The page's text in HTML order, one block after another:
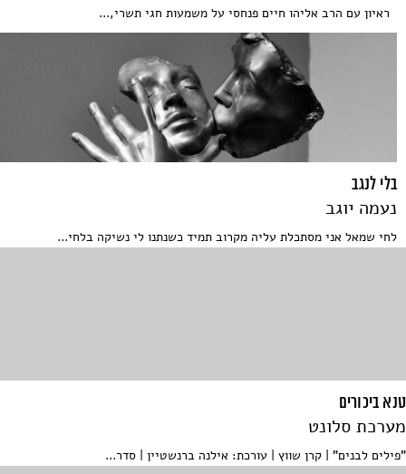
ראיון עם הרב אליהו חיים פנחסי על משמעות חגי תשרי,...
בלי לנגב
נעמה יוגב
לחי שמאל אני מסתכלת עליה מקרוב תמיד כשנתנו לי נשיקה בלחי...
טנא ביכורים
מערכת סלונט
"פילים לבנים" | קרן שווץ | עורכת: אילנה ברנשטיין | סדר...